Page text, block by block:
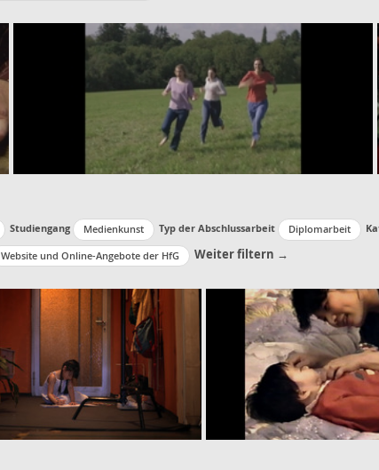
Studiengang Medienkunst Typ der Abschlussarbeit Diplomarbeit
Website und Online-Angebote der HfG Weiter filtern →